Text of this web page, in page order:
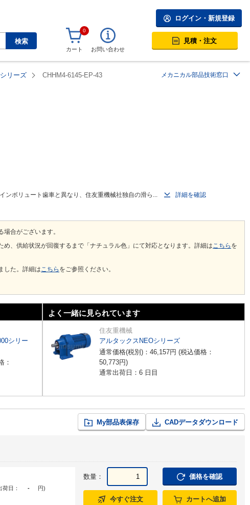
検索
ログイン・新規登録
0
カート お問い合わせ
見積・注文
リーズ CHHM4-6145-EP-43 メカニカル部品技術窓口
ンボリュート歯車と異なり、住友重機械社独自の滑ら...
詳細を確認
合がございます。
、供給状況が回復するまで「ナチュラル色」にて対応となります。詳細はこちら を
した。詳細はこちら をご参照ください。
シリー
：
よく一緒に見られています
住友重機械
アルタックスNEOシリーズ
通常価格(税別)： 46,157円 (税込価格：
50,773円)
通常出荷日：6 日目
My部品表保存 CADデータダウンロード
荷日： - 円)
数量： 価格を確認
今すぐ注文 カートへ追加